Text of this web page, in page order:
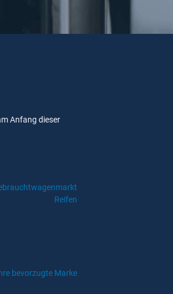
Anfang dieser
Reifen
bevorzugte Marke